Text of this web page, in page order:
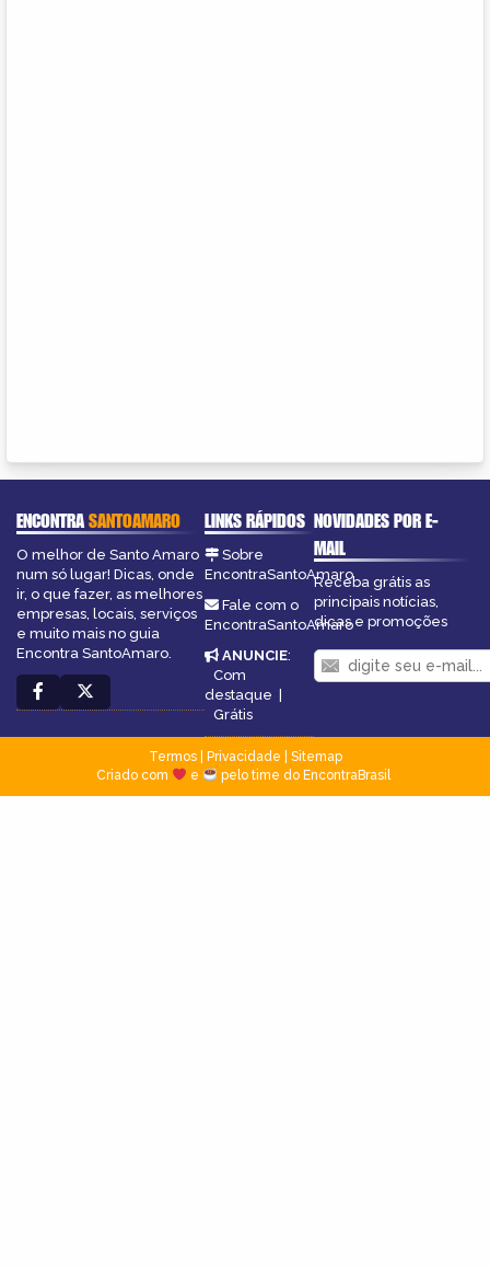
ENCONTRASANTOAMARO
O melhor de Santo Amaro
num só lugar! Dicas, onde
ir, o que fazer, as melhores
empresas, locais, serviços
e muito mais no guia
Encontra SantoAmaro.
LINKS RÁPIDOS
Sobre
EncontraSantoAmaro
Fale com o
EncontraSantoAmaro
ANUNCIE:
Com
destaque
Grátis
NOVIDADES POR E-
MAIL
Receba grátis as
principais notícias,
dicas e promoções
Termos| Privacidade
Sitemap
Criado com
e pelo time do EncontraBrasil